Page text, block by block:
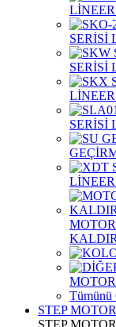
SERİSİ
SERİSİ
SERİSİ
Tümünü
STEP
STEP